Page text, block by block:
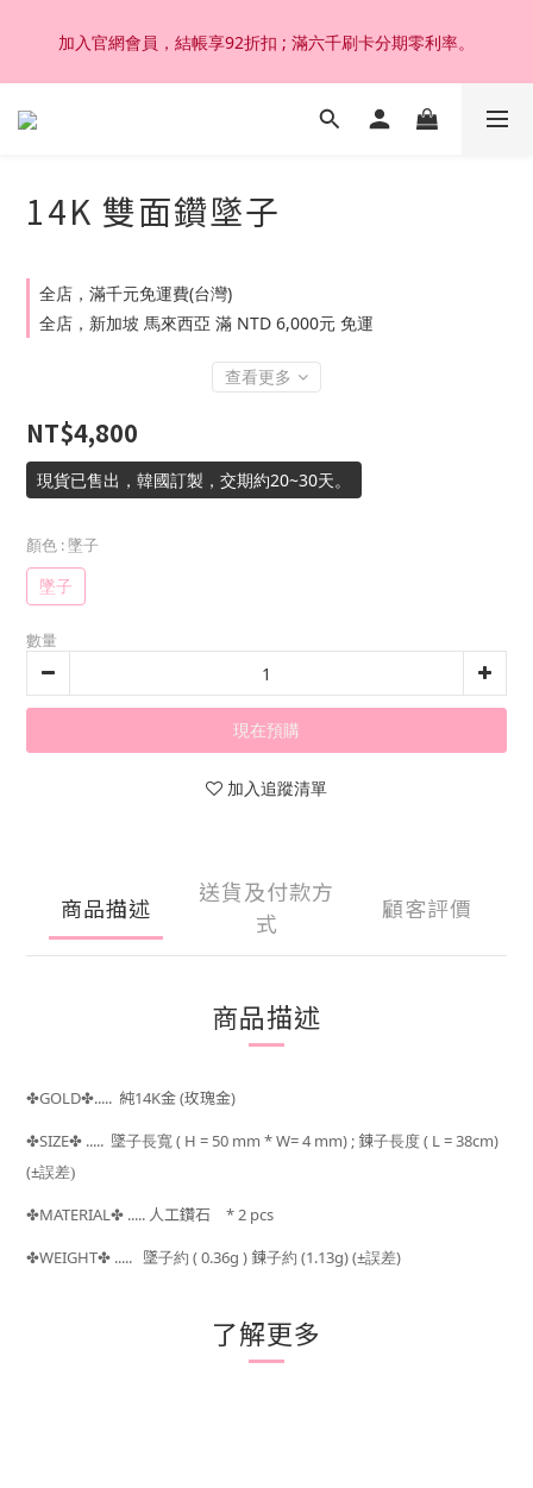
加入官網會員，結帳享92折扣 ; 滿六千刷卡分期零利率。
加入官網會員，結帳享92折扣 ; 滿六千刷卡分期零利率。
韓國設計製作。純14K 18K金，非鍍金非注金；洗澡，運動(汗
加入官網會員，結帳享92折扣 ; 滿六千刷卡分期零利率。
14K 雙面鑽墜子
全店，滿千元免運費(台灣)
全店，新加坡 馬來西亞 滿 NTD 6,000元 免運
查看更多
NT$4,800
現貨已售出，韓國訂製，交期約20~30天。
顏色 : 墜子
墜子
數量
現在預購
加入追蹤清單
商品描述
送貨及付款方
式
顧客評價
商品描述
✤GOLD✤..... 純14K金(玫瑰金)
✤SIZE✤ ..... 墜子長寬 ( H = 50 mm * W= 4 mm) ; 鍊子長度 ( L = 38cm)
(±誤差)
✤MATERIAL✤ ..... 人工鑽石 * 2 pcs
✤WEIGHT✤ ..... 墜子約 ( 0.36g ) 鍊子約 (1.13g) (±誤差)
了解更多